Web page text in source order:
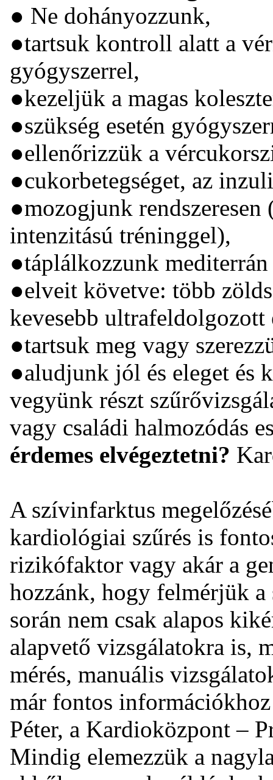
● Ne dohányozzunk,
●tartsuk kontroll alatt a
gyógyszerrel,
●kezeljük a magas
●szükség esetén
●ellenőrizzük a
●cukorbetegséget, az
●mozogjunk
intenzitású tréninggel),
●táplálkozzunk
●elveit követve: több
kevesebb ultrafeldolgozott
●tartsuk meg vagy
●aludjunk jól és eleget és
vegyünk részt
vagy családi halmozódás
érdemes elvégeztetni?
A szívinfarktus
kardiológiai szűrés is
rizikófaktor vagy akár a
hozzánk, hogy felmérjük
során nem csak alapos
alapvető vizsgálatokra is,
mérés, manuális
már fontos
Péter, a Kardioközpont –
Mindig elemezzük a